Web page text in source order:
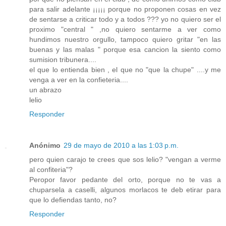
para salir adelante ¡¡¡¡¡ porque no proponen cosas en vez
de sentarse a criticar todo y a todos ??? yo no quiero ser el
proximo "central " ,no quiero sentarme a ver como
hundimos nuestro orgullo, tampoco quiero gritar "en las
buenas y las malas " porque esa cancion la siento como
sumision tribunera....
el que lo entienda bien , el que no "que la chupe" ....y me
venga a ver en la confieteria....
un abrazo
lelio
Responder
Anónimo 29 de mayo de 2010 a las 1:03 p.m.
pero quien carajo te crees que sos lelio? "vengan a verme
al confiteria"?
Peropor favor pedante del orto, porque no te vas a
chuparsela a caselli, algunos morlacos te deb etirar para
que lo defiendas tanto, no?
Responder